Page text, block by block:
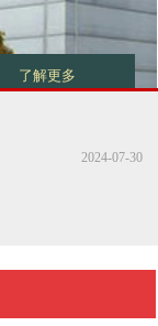
了解更多
2024-07-30